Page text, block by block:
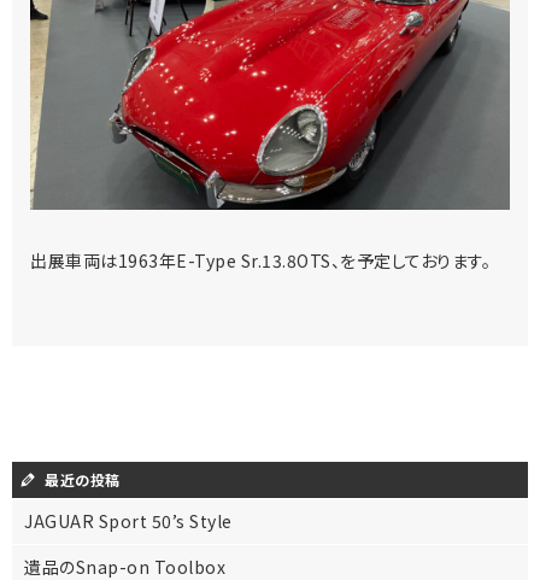
出展車両は1963年E-Type Sr.13.8OTS、を予定しております。
最近の投稿
JAGUAR Sport 50’s Style
遺品のSnap-on Toolbox